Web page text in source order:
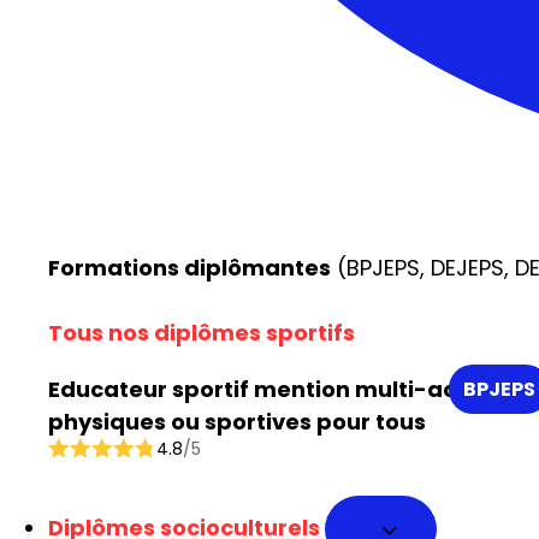
Formations diplômantes (BPJEPS,
Tous nos diplômes sportifs
BPJEPS
Educateur sportif mention multi-activités
physiques ou sportives pour tous
4.8/5
Diplômes socioculturels